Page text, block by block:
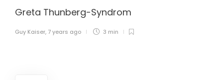
Greta Thunberg-Syndrom
Guy Kaiser, 7 years ago 3 min